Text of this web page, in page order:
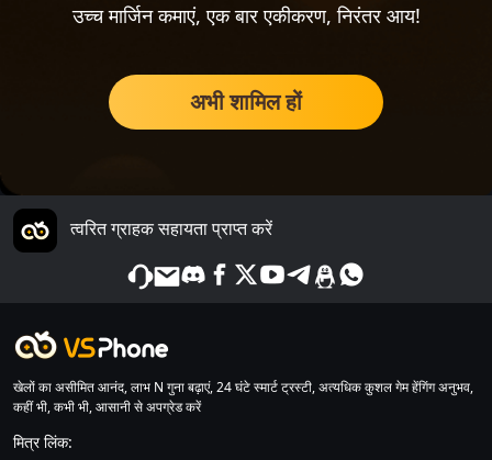
उच्च मार्जिन कमाएं, एक बार एकीकरण, निरंतर आय!
अभी शामिल हों
त्वरित ग्राहक सहायता प्राप्त करें
खेलों का असीमित आनंद, लाभ N गुना बढ़ाएं, 24 घंटे स्मार्ट ट्रस्टी, अत्यधिक कुशल गेम हेंगिंग अनुभव,
कहीं भी, कभी भी, आसानी से अपग्रेड करें
मित्र लिंक: